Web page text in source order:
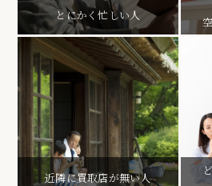
とにかく忙しい人
近隣に買取店が無い人